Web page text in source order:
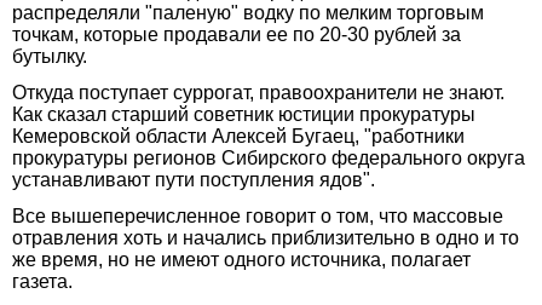
распределяли "паленую" водку по мелким торговым
точкам, которые продавали ее по 20-30 рублей за
бутылку.
Откуда поступает суррогат, правоохранители не знают.
Как сказал старший советник юстиции прокуратуры
Кемеровской области Алексей Бугаец, "работники
прокуратуры регионов Сибирского федерального округа
устанавливают пути поступления ядов".
Все вышеперечисленное говорит о том, что массовые
отравления хоть и начались приблизительно в одно и то
же время, но не имеют одного источника, полагает
газета.